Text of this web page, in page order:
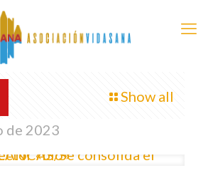
Show all
de 2023